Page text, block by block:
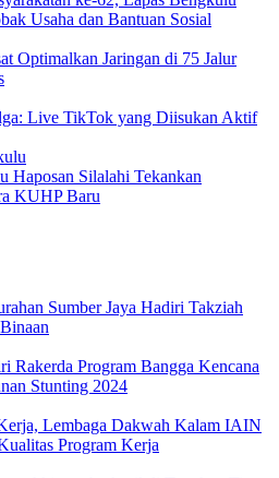
Usaha dan Bantuan Sosial
Optimalkan Jaringan di 75 Jalur
Live TikTok yang Diisukan Aktif
Haposan Silalahi Tekankan
KUHP Baru
Sumber Jaya Hadiri Takziah
Rakerda Program Bangga Kencana
Stunting 2024
Lembaga Dakwah Kalam IAIN
Program Kerja